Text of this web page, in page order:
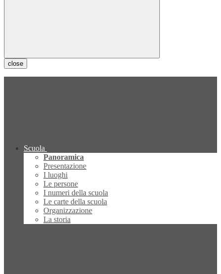
close
Scuola
Panoramica
Presentazione
I luoghi
Le persone
I numeri della scuola
Le carte della scuola
Organizzazione
La storia